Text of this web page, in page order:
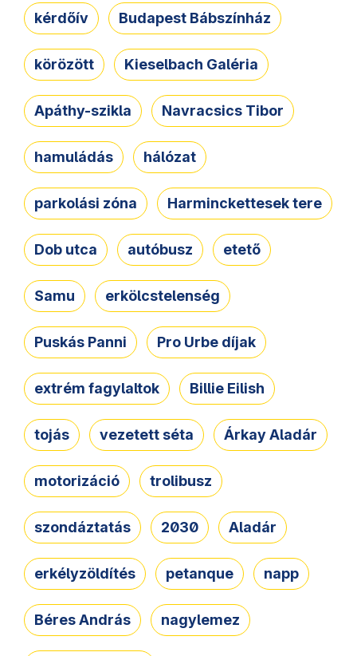
kérdőív Budapest Bábszínház
körözött Kieselbach Galéria
Apáthy-szikla Navracsics Tibor
hamuládás hálózat
parkolási zóna Harminckettesek tere
Dob utca autóbusz etető
Samu erkölcstelenség
Puskás Panni Pro Urbe díjak
extrém fagylaltok Billie Eilish
tojás vezetett séta Árkay Aladár
motorizáció trolibusz
szondáztatás 2030 Aladár
erkélyzöldítés petanque napp
Béres András nagylemez